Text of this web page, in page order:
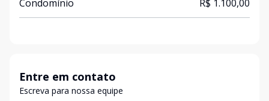
Condomínio R$ 1.100,00
Entre em contato
Escreva para nossa equipe